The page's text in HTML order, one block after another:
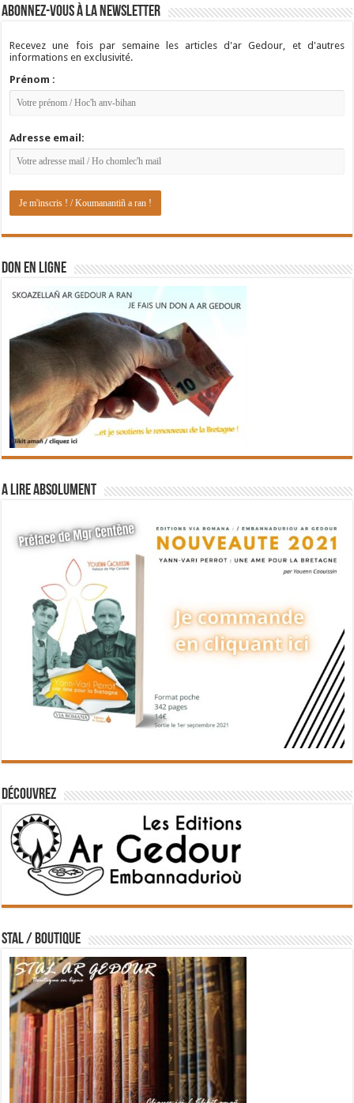
Abonnez-vous à la newsletter
Recevez une fois par semaine les articles d'ar Gedour, et d'autres
informations en exclusivité.
Prénom :
Adresse email:
DON EN LIGNE
A lire absolument
Découvrez
STAL / BOUTIQUE